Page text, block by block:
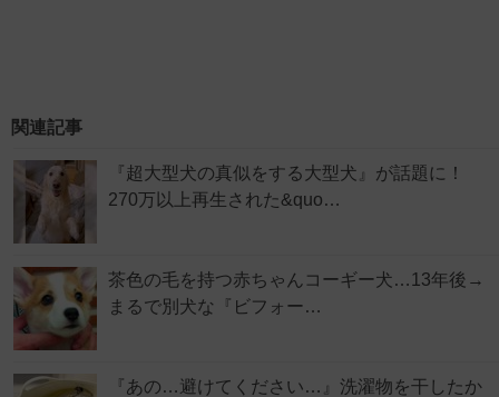
関連記事
『超大型犬の真似をする大型犬』が話題に！
270万以上再生された&quo…
茶色の毛を持つ赤ちゃんコーギー犬…13年後→
まるで別犬な『ビフォー…
『あの…避けてください…』洗濯物を干したか